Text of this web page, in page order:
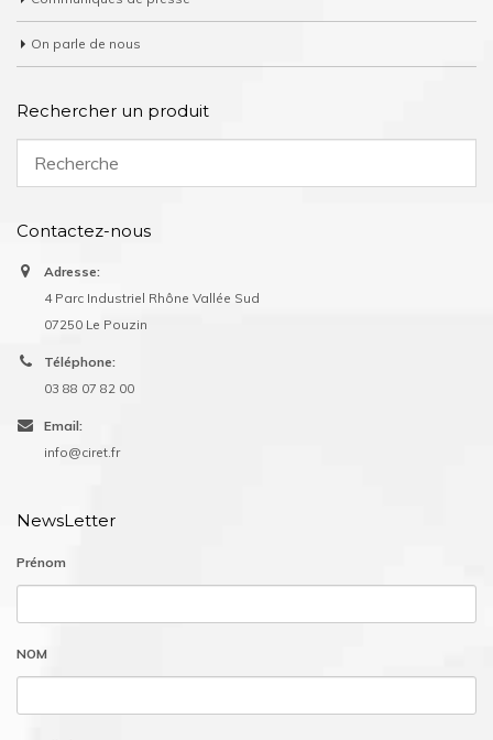
On parle de nous
Rechercher un produit
Contactez-nous
Adresse:
4 Parc Industriel Rhône Vallée Sud
07250 Le Pouzin
Téléphone:
03 88 07 82 00
Email:
info@ciret.fr
NewsLetter
Prénom
NOM